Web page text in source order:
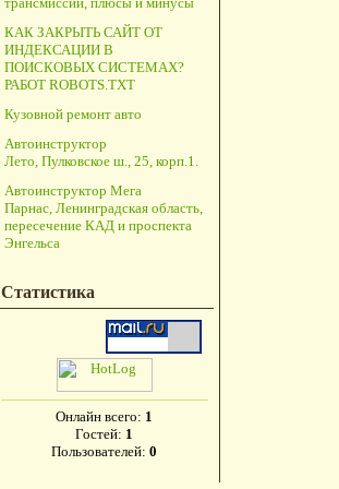
КАК ЗАКРЫТЬ САЙТ ОТ
ИНДЕКСАЦИИ В
ПОИСКОВЫХ СИСТЕМАХ?
РАБОТ ROBOTS.TXT
Кузовной ремонт авто
Автоинструктор
Лето, Пулковское ш., 25, корп.1.
Автоинструктор Мега
Парнас, Ленинградская область,
пересечение КАД и проспекта
Энгельса
Статистика
Онлайн всего: 1
Гостей: 1
Пользователей: 0